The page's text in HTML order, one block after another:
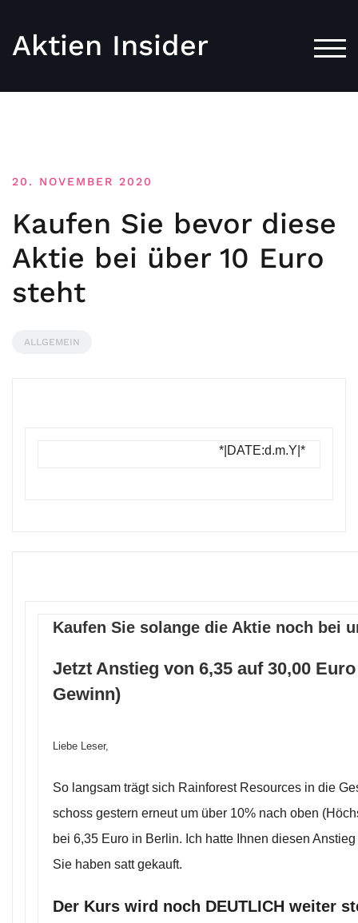
Aktien Insider
20. NOVEMBER 2020
Kaufen Sie bevor diese
Aktie bei über 10 Euro
steht
ALLGEMEIN
*|DATE:d.m.Y|*
Kaufen Sie solange die Aktie noch bei
Jetzt Anstieg von 6,35 auf 30,00
Gewinn)
Liebe Leser,
So langsam trägt sich Rainforest Resources in die
schoss gestern erneut um über 10% nach oben
bei 6,35 Euro in Berlin. Ich hatte Ihnen diesen
Sie haben satt gekauft.
Der Kurs wird noch DEUTLICH weiter